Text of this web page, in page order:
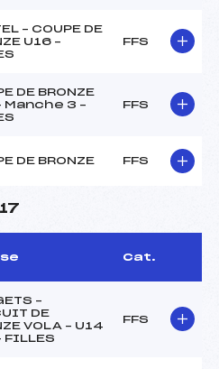
– COUPE DE
U16 –
FFS
DE BRONZE
Manche 3 –
FFS
DE BRONZE FFS
Cat.
–
DE
VOLA – U14
FILLES
FFS